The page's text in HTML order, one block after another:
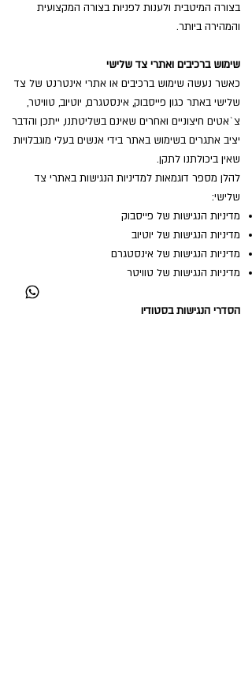
בצורה המיטבית ולענות לפניות בצורה המקצועית
והמהירה ביותר.
שימוש ברכיבים ואתרי צד שלישי
כאשר נעשה שימוש ברכיבים או אתרי אינטרנט של צד
שלישי באתר כגון פייסבוק, אינסטגרם, יוטיוב, טוויטר,
צ`אטים חיצוניים ואחרים שאינם בשליטתנו, ייתכן והדבר
יציב אתגרים בשימוש באתר בידי אנשים בעלי מוגבלויות
שאין ביכולתנו לתקן.
להלן מספר דוגמאות למדיניות הנגישות באתרי צד
שלישי:
מדיניות הנגישות של פייסבוק
מדיניות הנגישות של יוטיוב
מדיניות הנגישות של אינסטגרם
מדיניות הנגישות של טוויטר
הסדרי הנגישות בסטודיו